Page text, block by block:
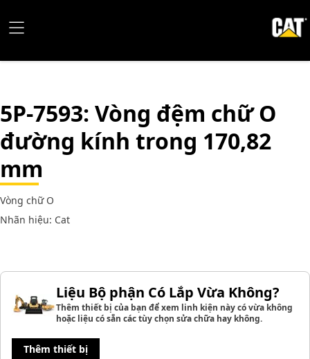
5P-7593: Vòng đệm chữ O
đường kính trong 170,82
mm
Vòng chữ O
Nhãn hiệu: Cat
Liệu Bộ phận Có Lắp Vừa Không?
Thêm thiết bị của bạn để xem linh kiện này có vừa không
hoặc liệu có sẵn các tùy chọn sửa chữa hay không.
Thêm thiết bị